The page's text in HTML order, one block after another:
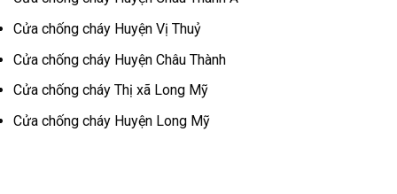
Cửa chống cháy Huyện Vị Thuỷ
Cửa chống cháy Huyện Châu Thành
Cửa chống cháy Thị xã Long Mỹ
Cửa chống cháy Huyện Long Mỹ